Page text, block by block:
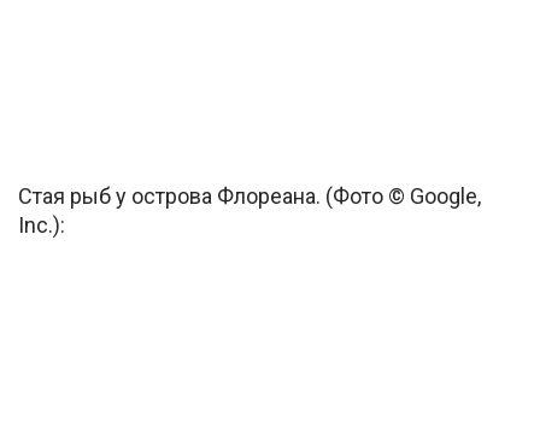
Стая рыб у острова Флореана. (Фото © Google,
Inc.):